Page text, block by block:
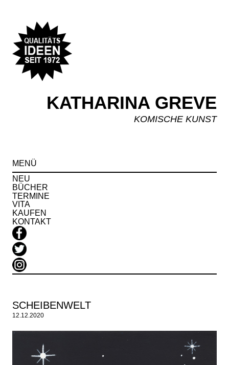
KATHARINA GREVE
KOMISCHE KUNST
MENÜ
NEU
BÜCHER
TERMINE
VITA
KAUFEN
KONTAKT
SCHEIBENWELT
12.12.2020